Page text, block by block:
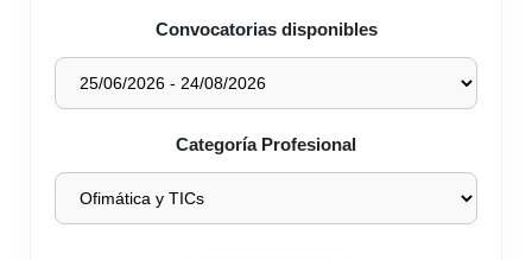
Convocatorias disponibles
Categoría Profesional